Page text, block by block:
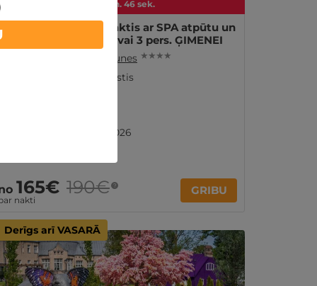
Spēkā vēl: min. 44 sek.
ĪPAŠAIS — 1, 2 vai 3 naktis ar SPA atpūtu un
izklaidēm DIVIEM vai 3 pers. ĢIMENEI
Grand Baltic Dunes ★ ★ ★ ★
Zviedru galda brokastis
Ir spēkā līdz 26.09.2026
165€
nakti
190€ ? GRIBU
Derīgs arī VASARĀ